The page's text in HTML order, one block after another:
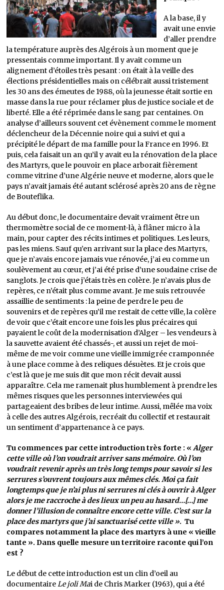
A la base, il y
avait une envie
d’aller prendre
la température auprès des Algérois à un moment que je
pressentais comme important. Il y avait comme un
alignement d’étoiles très pesant : on était à la veille des
élections présidentielles mais on célébrait aussi tristement
les 30 ans des émeutes de 1988, où la jeunesse était sortie en
masse dans la rue pour réclamer plus de justice sociale et de
liberté. Elle a été réprimée dans le sang par centaines. On
analyse d’ailleurs souvent cet évènement comme le moment
déclencheur de la Décennie noire qui a suivi et qui a
précipité le départ de ma famille pour la France en 1996. Et
puis, cela faisait un an qu’il y avait eu la rénovation de la place
des Martyrs, que le pouvoir en place arborait fièrement
comme vitrine d’une Algérie neuve et moderne, alors que le
pays n’avait jamais été autant sclérosé après 20 ans de règne
de Bouteflika.
Au début donc, le documentaire devait vraiment être un
thermomètre social de ce moment-là, à flâner micro à la
main, pour capter des récits intimes et politiques. Les leurs,
pas les miens. Sauf qu’en arrivant sur la place des Martyrs,
que je n’avais encore jamais vue rénovée, j’ai eu comme un
soulèvement au cœur, et j’ai été prise d’une soudaine crise de
sanglots. Je crois que j’étais très en colère. Je n’avais plus de
repères, ce n’était plus comme avant. Je me suis retrouvée
assaillie de sentiments : la peine de perdre le peu de
souvenirs et de repères qu’il me restait de cette ville, la colère
de voir que c’était encore une fois les plus précaires qui
payaient le coût de la modernisation d’Alger – les vendeurs à
la sauvette avaient été chassés-, et aussi un rejet de moi-
même de me voir comme une vieille immigrée cramponnée
à une place comme à des reliques désuètes. Et je crois que
c’est là que je me suis dit que mon récit devait aussi
apparaître. Cela me ramenait plus humblement à prendre les
mêmes risques que les personnes interviewées qui
partageaient des bribes de leur intime. Aussi, mêlée ma voix
à celle des autres Algérois, recréait du collectif et restaurait
un sentiment d’appartenance à ce pays.
Tu commences par cette introduction très forte : «Alger
cette ville où l’on voudrait arriver sans mémoire. Où l’on
voudrait revenir après un très long temps pour savoir si les
serrures s’ouvrent toujours aux mêmes clés. Moi ça fait
longtemps que je n’ai plus ni serrures ni clés à ouvrir à Alger
alors je me raccroche à des lieux un peu au hasard…[…] me
donner l’illusion de connaître encore cette ville. C’est sur la
place des martyrs que j’ai sanctuarisé cette ville ». Tu
compares notamment la place des martyrs à une « vieille
tante ». Dans quelle mesure un territoire raconte qui l’on
est ?
Le début de cette introduction est un clin d’oeil au
documentaireLe joli Mai de Chris Marker (1963), qui a été